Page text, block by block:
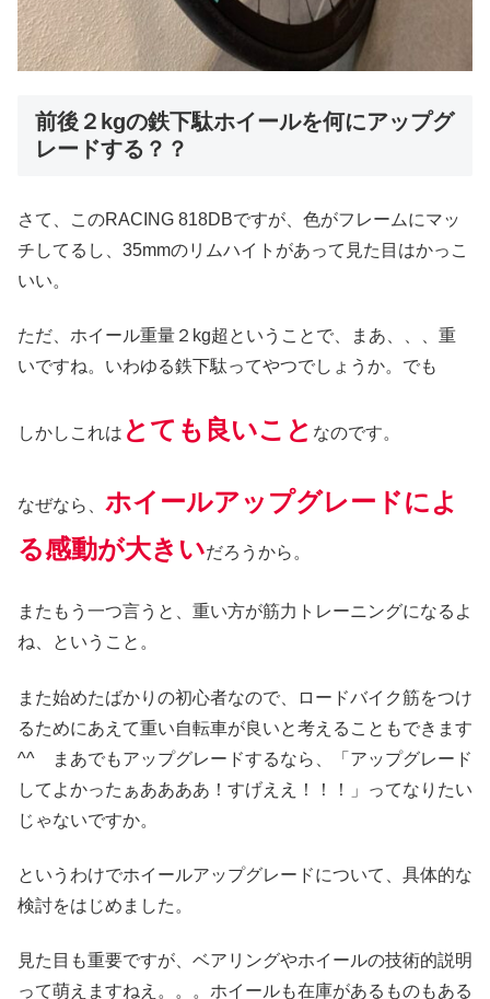
前後２kgの鉄下駄ホイールを何にアップグ
レードする？？
さて、このRACING 818DBですが、色がフレームにマッ
チしてるし、35mmのリムハイトがあって見た目はかっこ
いい。
ただ、ホイール重量２kg超ということで、まあ、、、重
いですね。いわゆる鉄下駄ってやつでしょうか。でも
しかしこれは とても良いこと なのです。
なぜなら、 ホイールアップグレードによ
る感動が大きいだろうから。
またもう一つ言うと、重い方が筋力トレーニングになるよ
ね、ということ。
また始めたばかりの初心者なので、ロードバイク筋をつけ
るためにあえて重い自転車が良いと考えることもできます
^^ まあでもアップグレードするなら、「アップグレード
してよかったぁああああ！すげええ！！！」ってなりたい
じゃないですか。
というわけでホイールアップグレードについて、具体的な
検討をはじめました。
見た目も重要ですが、ベアリングやホイールの技術的説明
って萌えますねえ。。。ホイールも在庫があるものもある